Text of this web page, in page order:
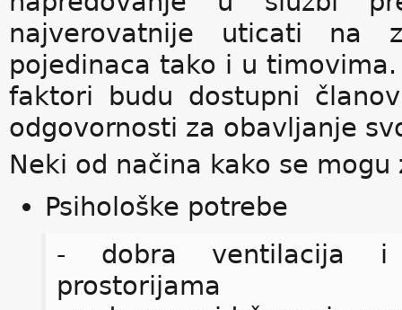
najverovatnije uticati na
pojedinaca tako i u
faktori budu dostupni
odgovornosti za obavljanje
Neki od načina kako se
Psihološke potrebe
- dobra ventilacija i
prostorijama